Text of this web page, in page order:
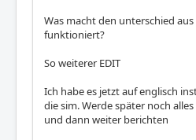
Was macht den unterschied
funktioniert?
So weiterer EDIT
Ich habe es jetzt auf englisch
die sim. Werde später noch
und dann weiter berichten